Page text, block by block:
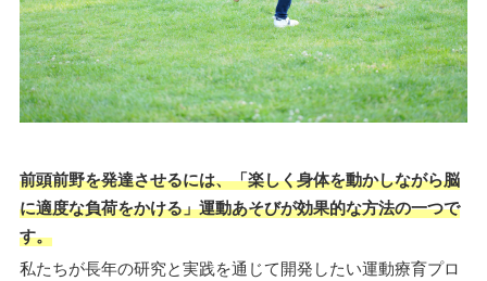
前頭前野を発達させるには、「楽しく身体を動かしながら脳
に適度な負荷をかける」運動あそびが効果的な方法の一つで
す。
私たちが長年の研究と実践を通じて開発したい運動療育プロ